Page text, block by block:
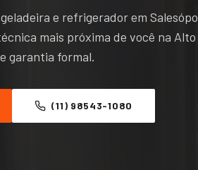
e refrigerador em
mais próxima de você na
garantia formal.
(11) 98543-1080